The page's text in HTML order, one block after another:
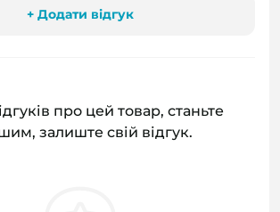
+ Додати відгук
про цей товар, станьте
залиште свій відгук.